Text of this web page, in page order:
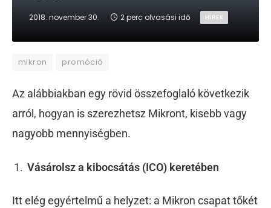
2018. november 30. 2 perc olvasási idő HÍREK
mikron promóció
Az alábbiakban egy rövid összefoglaló következik
arról, hogyan is szerezhetsz Mikront, kisebb vagy
nagyobb mennyiségben.
Vásárolsz a kibocsátás (ICO) keretében
Itt elég egyértelmű a helyzet: a Mikron csapat tőkét